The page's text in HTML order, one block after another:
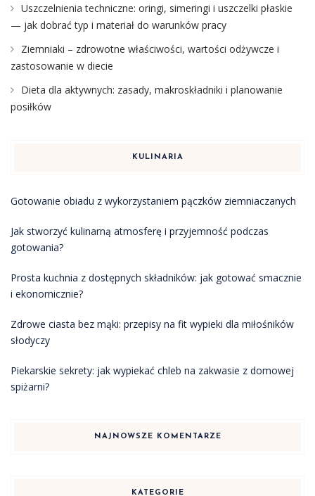
Uszczelnienia techniczne: oringi, simeringi i uszczelki płaskie
— jak dobrać typ i materiał do warunków pracy
Ziemniaki – zdrowotne właściwości, wartości odżywcze i
zastosowanie w diecie
Dieta dla aktywnych: zasady, makroskładniki i planowanie
posiłków
KULINARIA
Gotowanie obiadu z wykorzystaniem pączków ziemniaczanych
Jak stworzyć kulinarną atmosferę i przyjemność podczas
gotowania?
Prosta kuchnia z dostępnych składników: jak gotować smacznie
i ekonomicznie?
Zdrowe ciasta bez mąki: przepisy na fit wypieki dla miłośników
słodyczy
Piekarskie sekrety: jak wypiekać chleb na zakwasie z domowej
spiżarni?
NAJNOWSZE KOMENTARZE
KATEGORIE